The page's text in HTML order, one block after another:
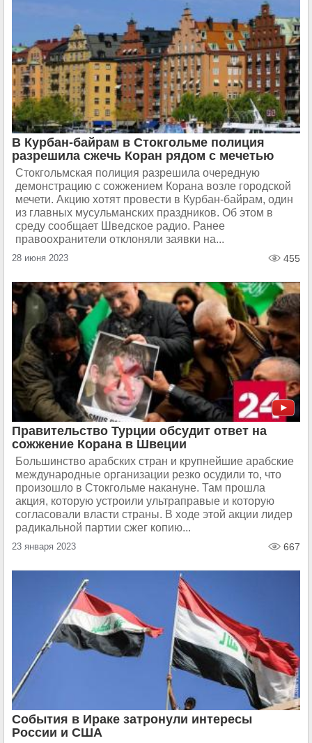
В Курбан-байрам в Стокгольме полиция
разрешила сжечь Коран рядом с мечетью
Стокгольмская полиция разрешила очередную
демонстрацию с сожжением Корана возле городской
мечети. Акцию хотят провести в Курбан-байрам, один
из главных мусульманских праздников. Об этом в
среду сообщает Шведское радио. Ранее
правоохранители отклоняли заявки на...
28 июня 2023 455
Правительство Турции обсудит ответ на
сожжение Корана в Швеции
Большинство арабских стран и крупнейшие арабские
международные организации резко осудили то, что
произошло в Стокгольме накануне. Там прошла
акция, которую устроили ультраправые и которую
согласовали власти страны. В ходе этой акции лидер
радикальной партии сжег копию...
23 января 2023 667
События в Ираке затронули интересы
России и США